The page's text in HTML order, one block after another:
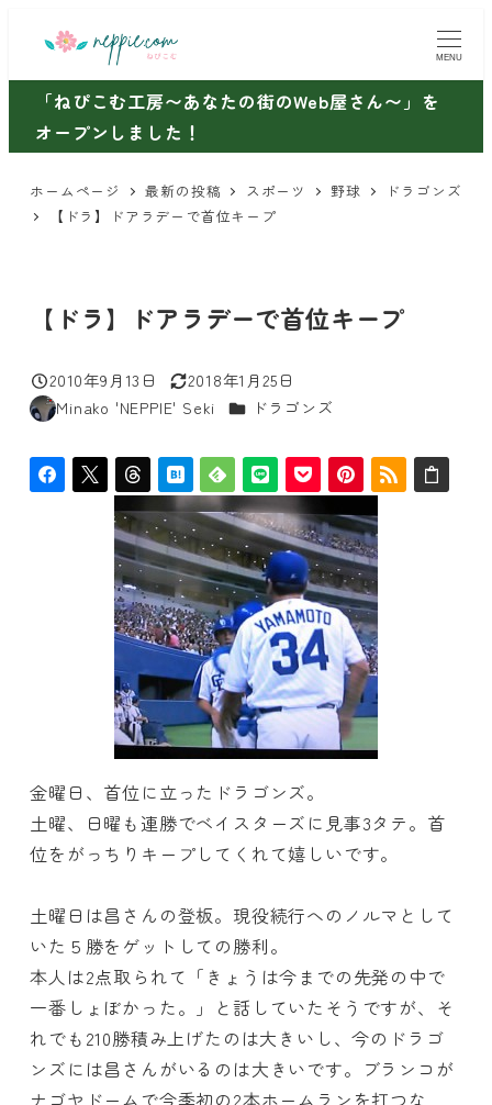
ン
ン
MENU
「ねぴこむ工房〜あなたの街のWeb屋さん〜」を
オープンしました！
ホームページ 最新の投稿 スポーツ 野球
ドラゴンズ
【ドラ】ドアラデーで首位キープ
【ドラ】ドアラデーで首位キープ
投稿日
2010年9月13日
更新日
2018年1月25日
著
Minako 'NEPPIE' Seki カテゴリー
ドラゴンズ
金曜日、首位に立ったドラゴンズ。
土曜、日曜も連勝でベイスターズに見事3タテ。首
位をがっちりキープしてくれて嬉しいです。
土曜日は昌さんの登板。現役続行へのノルマとして
いた５勝をゲットしての勝利。
本人は2点取られて「きょうは今までの先発の中で
一番しょぼかった。」と話していたそうですが、そ
れでも210勝積み上げたのは大きいし、今のドラゴ
ンズには昌さんがいるのは大きいです。ブランコが